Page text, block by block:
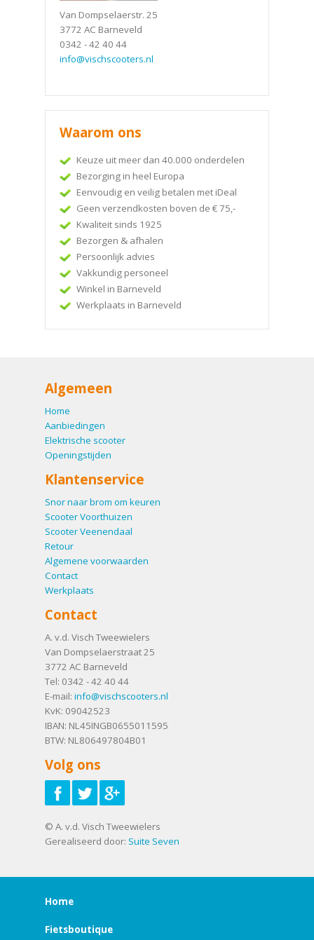
Van Dompselaerstr. 25
3772 AC Barneveld
0342 - 42 40 44
info@vischscooters.nl
Waarom ons
Keuze uit meer dan 40.000 onderdelen
Bezorging in heel Europa
Eenvoudig en veilig betalen met iDeal
Geen verzendkosten boven de € 75,-
Kwaliteit sinds 1925
Bezorgen & afhalen
Persoonlijk advies
Vakkundig personeel
Winkel in Barneveld
Werkplaats in Barneveld
Algemeen
Home
Aanbiedingen
Elektrische scooter
Openingstijden
Klantenservice
Snor naar brom om keuren
Scooter Voorthuizen
Scooter Veenendaal
Retour
Algemene voorwaarden
Contact
Werkplaats
Contact
A. v.d. Visch Tweewielers
Van Dompselaerstraat 25
3772 AC Barneveld
Tel: 0342 - 42 40 44
E-mail: info@vischscooters.nl
KvK: 09042523
IBAN: NL45INGB0655011595
BTW: NL806497804B01
Volg ons
© A. v.d. Visch Tweewielers
Gerealiseerd door: Suite Seven
Home
Fietsboutique